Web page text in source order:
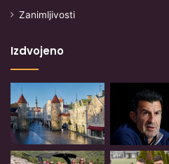
Zanimljivosti
Izdvojeno